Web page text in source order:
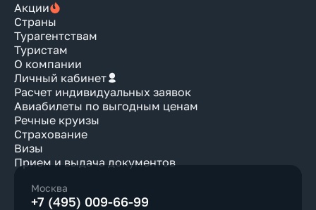
Акции
Страны
Турагентствам
Туристам
О компании
Личный кабинет
Расчет индивидуальных заявок
Авиабилеты по выгодным ценам
Речные круизы
Страхование
Визы
Прием и выдача документов
Москва
+7 (495) 009-66-99